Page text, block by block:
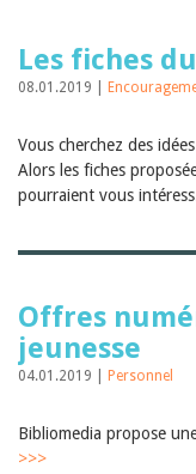
Les fiches
08.01.2019 |
Vous cherchez des
Alors les fiches
pourraient vous
Offres
jeunesse
04.01.2019 | Personnel
Bibliomedia propose
>>>